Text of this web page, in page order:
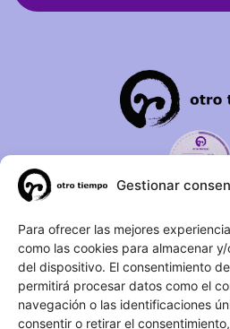
Gestionar
Para ofrecer las mejores
como las cookies para almacenar
del dispositivo. El consentimiento
permitirá procesar datos como el
navegación o las identificaciones
consentir o retirar el
C/ Duque de
2 – 1ºA 28012
(+34) 623